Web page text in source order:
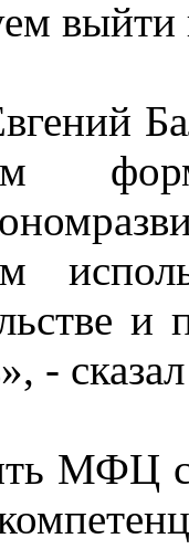
выйти
и
-
МФЦ